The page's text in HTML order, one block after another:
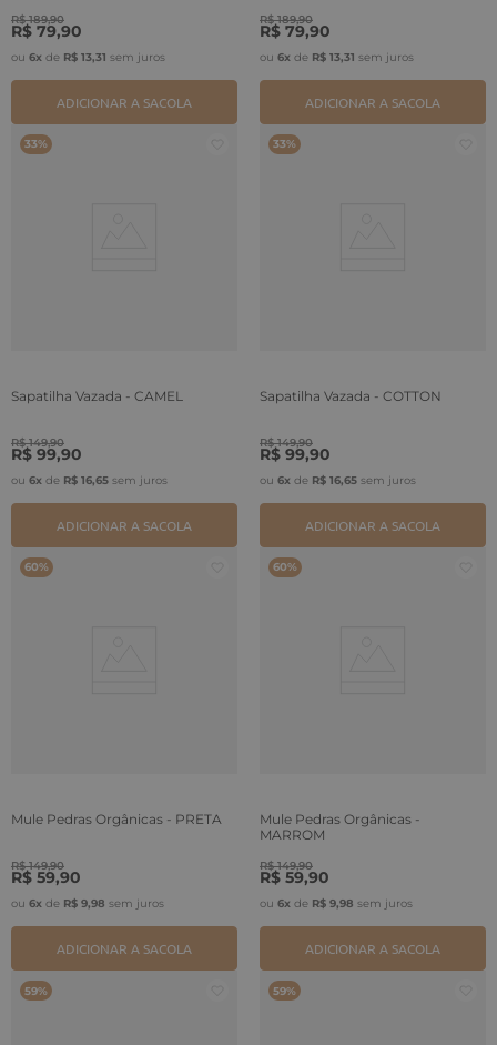
R$ 189,90
R$ 79,90
ou 6x de R$ 13,31 sem juros
ADICIONAR A SACOLA
R$ 189,90
R$ 79,90
ou 6x de R$ 13,31 sem juros
ADICIONAR A SACOLA
33%
Sapatilha Vazada - CAMEL
R$ 149,90
R$ 99,90
ou 6x de R$ 16,65 sem juros
ADICIONAR A SACOLA
33%
Sapatilha Vazada - COTTON
R$ 149,90
R$ 99,90
ou 6x de R$ 16,65 sem juros
ADICIONAR A SACOLA
60%
Mule Pedras Orgânicas - PRETA
R$ 149,90
R$ 59,90
ou 6x de R$ 9,98 sem juros
ADICIONAR A SACOLA
60%
Mule Pedras Orgânicas -
MARROM
R$ 149,90
R$ 59,90
ou 6x de R$ 9,98 sem juros
ADICIONAR A SACOLA
59% 59%